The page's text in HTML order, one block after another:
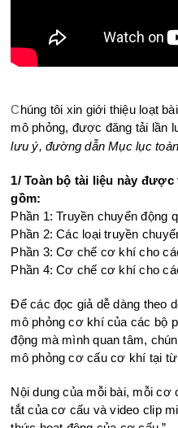
Chúng tôi xin giới thiệu loạt
mô phỏng, được đăng tải lần
lưu ý, đường dẫn Mục lục
1/ Toàn bộ tài liệu này được
gồm:
Phần 1: Truyền chuyển động
Phần 2: Các loại truyền
Phần 3: Cơ chế cơ khí cho
Phần 4: Cơ chế cơ khí cho
Để các đọc giả dễ dàng theo
mô phỏng cơ khí của các bộ
động mà mình quan tâm,
mô phỏng cơ cấu cơ khí tại
Nội dung của mỗi bài, mỗi cơ
tắt của cơ cấu và video clip